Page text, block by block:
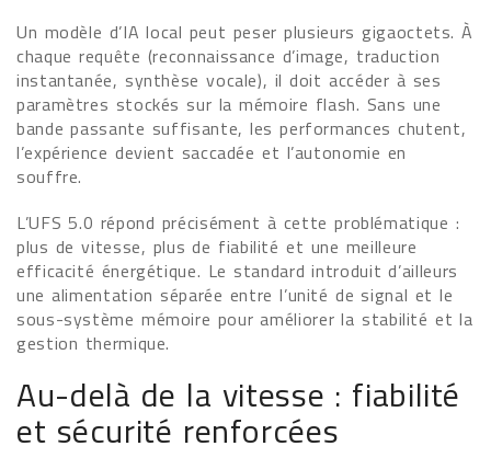
Un modèle d’IA local peut peser plusieurs gigaoctets. À
chaque requête (reconnaissance d’image, traduction
instantanée, synthèse vocale), il doit accéder à ses
paramètres stockés sur la mémoire flash. Sans une
bande passante suffisante, les performances chutent,
l’expérience devient saccadée et l’autonomie en
souffre.
L’UFS 5.0 répond précisément à cette problématique :
plus de vitesse, plus de fiabilité et une meilleure
efficacité énergétique. Le standard introduit d’ailleurs
une alimentation séparée entre l’unité de signal et le
sous-système mémoire pour améliorer la stabilité et la
gestion thermique.
Au-delà de la vitesse : fiabilité
et sécurité renforcées